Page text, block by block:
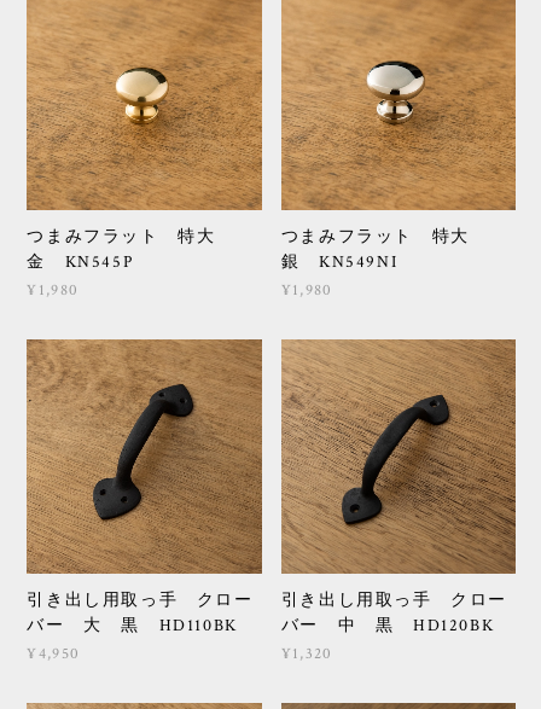
つまみフラット 特大
金 KN545P
¥1,980
つまみフラット 特大
銀 KN549NI
¥1,980
引き出し用取っ手 クロー
バー 大 黒 HD110BK
¥4,950
引き出し用取っ手 クロー
バー 中 黒 HD120BK
¥1,320